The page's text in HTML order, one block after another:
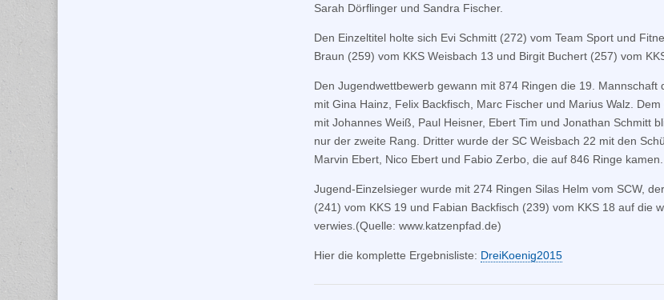
Sarah Dörflinger und Sandra Fischer.
Den Einzeltitel holte sich Evi Schmitt (272) vom Team Sport und
Braun (259) vom KKS Weisbach 13 und Birgit Buchert (257) vom
Den Jugendwettbewerb gewann mit 874 Ringen die 19. Mannschaft
mit Gina Hainz, Felix Backfisch, Marc Fischer und Marius Walz.
mit Johannes Weiß, Paul Heisner, Ebert Tim und Jonathan Schmitt
nur der zweite Rang. Dritter wurde der SC Weisbach 22 mit den
Marvin Ebert, Nico Ebert und Fabio Zerbo, die auf 846 Ringe kamen.
Jugend-Einzelsieger wurde mit 274 Ringen Silas Helm vom SCW,
(241) vom KKS 19 und Fabian Backfisch (239) vom KKS 18 auf die
verwies.(Quelle: www.katzenpfad.de)
Hier die komplette Ergebnisliste: DreiKoenig2015